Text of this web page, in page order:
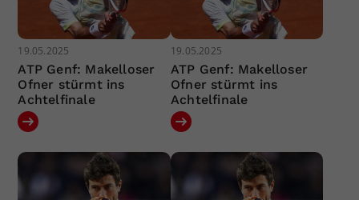
19.05.2025
ATP Genf: Makelloser
Ofner stürmt ins
Achtelfinale
19.05.2025
ATP Genf: Makelloser
Ofner stürmt ins
Achtelfinale